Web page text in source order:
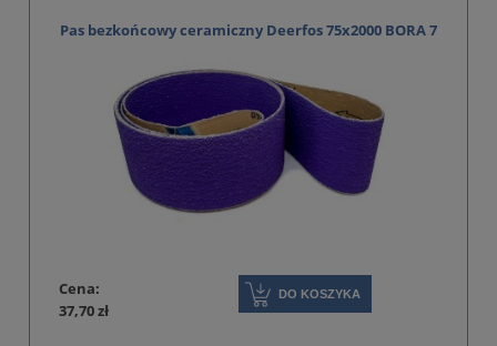
Pas bezkońcowy ceramiczny Deerfos 75x2000 BORA 7
Cena:
37,70 zł
DO KOSZYKA